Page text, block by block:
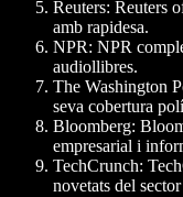
Reuters: Reuters
amb rapidesa.
NPR: NPR
audiollibres.
The Washington
seva cobertura
Bloomberg:
empresarial i
TechCrunch:
novetats del